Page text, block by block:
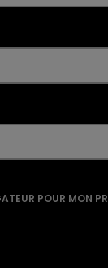
POUR MON